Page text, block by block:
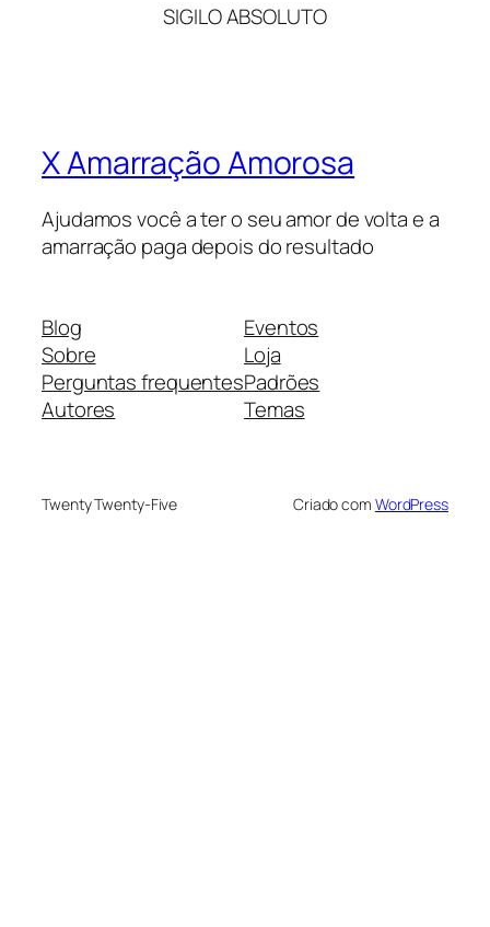
SIGILO ABSOLUTO
X Amarração Amorosa
Ajudamos você a ter o seu amor de volta e a
amarração paga depois do resultado
Blog
Sobre
Perguntas frequentes
Autores
Eventos
Loja
Padrões
Temas
Twenty Twenty-Five Criado com WordPress